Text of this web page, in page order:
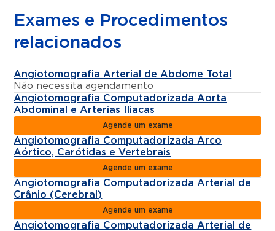
Exames e Procedimentos
relacionados
Angiotomografia Arterial de Abdome Total
Não necessita agendamento
Angiotomografia Computadorizada Aorta
Abdominal e Arterias Iliacas
Agende um exame
Angiotomografia Computadorizada Arco
Aórtico, Carótidas e Vertebrais
Agende um exame
Angiotomografia Computadorizada Arterial de
Crânio (Cerebral)
Agende um exame
Angiotomografia Computadorizada Arterial de